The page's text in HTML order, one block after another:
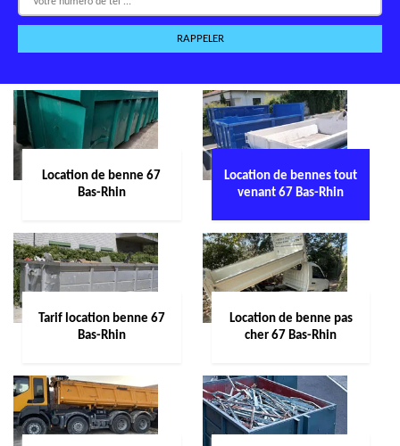
Location de benne 67
Bas-Rhin
Location de bennes tout
venant 67 Bas-Rhin
Tarif location benne 67
Bas-Rhin
Location de benne pas
cher 67 Bas-Rhin